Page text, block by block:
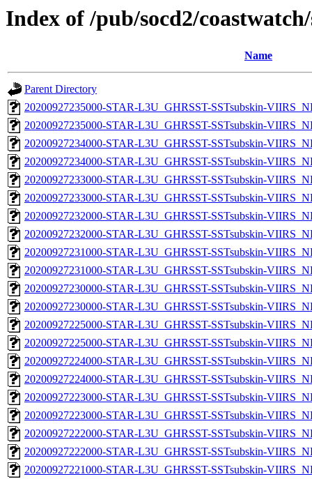
Index of /pub/socd2/
Name
Parent Directory
20200927235000-STAR-L3U_GHRSST-SSTsubskin-
20200927235000-STAR-L3U_GHRSST-SSTsubskin-
20200927234000-STAR-L3U_GHRSST-SSTsubskin-
20200927234000-STAR-L3U_GHRSST-SSTsubskin-
20200927233000-STAR-L3U_GHRSST-SSTsubskin-
20200927233000-STAR-L3U_GHRSST-SSTsubskin-
20200927232000-STAR-L3U_GHRSST-SSTsubskin-
20200927232000-STAR-L3U_GHRSST-SSTsubskin-
20200927231000-STAR-L3U_GHRSST-SSTsubskin-
20200927231000-STAR-L3U_GHRSST-SSTsubskin-
20200927230000-STAR-L3U_GHRSST-SSTsubskin-
20200927230000-STAR-L3U_GHRSST-SSTsubskin-
20200927225000-STAR-L3U_GHRSST-SSTsubskin-
20200927225000-STAR-L3U_GHRSST-SSTsubskin-
20200927224000-STAR-L3U_GHRSST-SSTsubskin-
20200927224000-STAR-L3U_GHRSST-SSTsubskin-
20200927223000-STAR-L3U_GHRSST-SSTsubskin-
20200927223000-STAR-L3U_GHRSST-SSTsubskin-
20200927222000-STAR-L3U_GHRSST-SSTsubskin-
20200927222000-STAR-L3U_GHRSST-SSTsubskin-
20200927221000-STAR-L3U_GHRSST-SSTsubskin-